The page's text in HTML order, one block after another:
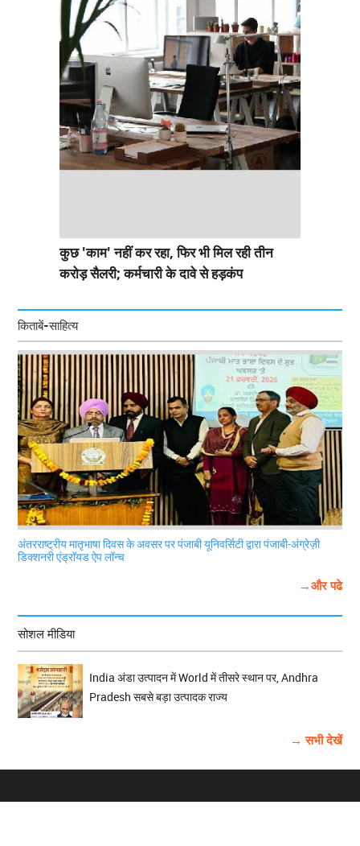
कुछ 'काम' नहीं कर रहा, फिर भी मिल रही तीन
करोड़ सैलरी; कर्मचारी के दावे से हड़कंप
किताबें-साहित्य
अंतरराष्ट्रीय मातृभाषा दिवस के अवसर पर पंजाबी यूनिवर्सिटी द्वारा पंजाबी-अंग्रेज़ी
डिक्शनरी एंड्रॉयड ऐप लॉन्च
→और पढे
सोशल मीडिया
India अंडा उत्पादन में World में तीसरे स्थान पर, Andhra
Pradesh सबसे बड़ा उत्पादक राज्य
→ सभी देखें